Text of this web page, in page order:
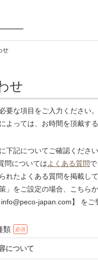
せ
せ
要な項目をご入力ください。
よっては、お時間を頂戴す
下記についてご確認ください
問についてはよくある質問
れたよくある質問を掲載し
」をご設定の場合、こちら
japan.com】 をご
類
について